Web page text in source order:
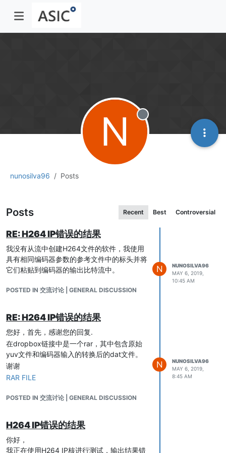
nunosilva96 Posts
N Offline
Posts Recent Best Controversial
RE: H264 IP错误的结果
我没有从流中创建H264文件的软件，我使用
具有相同编码器参数的参考文件中的标头并将
它们粘贴到编码器的输出比特流中。
POSTED IN 交流讨论 | GENERAL DISCUSSION
N
NUNOSILVA96
MAY 6, 2019,
10:45 AM
RE: H264 IP错误的结果
您好，首先，感谢您的回复.
在dropbox链接中是一个rar，其中包含原始
yuv文件和编码器输入的转换后的dat文件。
谢谢
RAR FILE
POSTED IN 交流讨论 | GENERAL DISCUSSION
N
NUNOSILVA96
MAY 6, 2019,
8:45 AM
H264 IP错误的结果
你好，
我正在使用H264 IP核进行测试，输出结果错